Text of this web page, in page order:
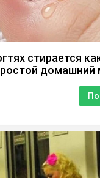
стирается
домашний